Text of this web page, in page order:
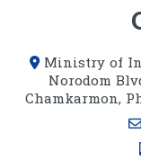
Ministry of
Norodom
Chamkarmon,